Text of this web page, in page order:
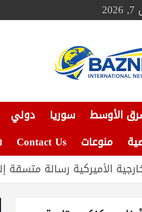
الأوسط سوريا دولي
منوعات Contact Us
الأميركية رسالة